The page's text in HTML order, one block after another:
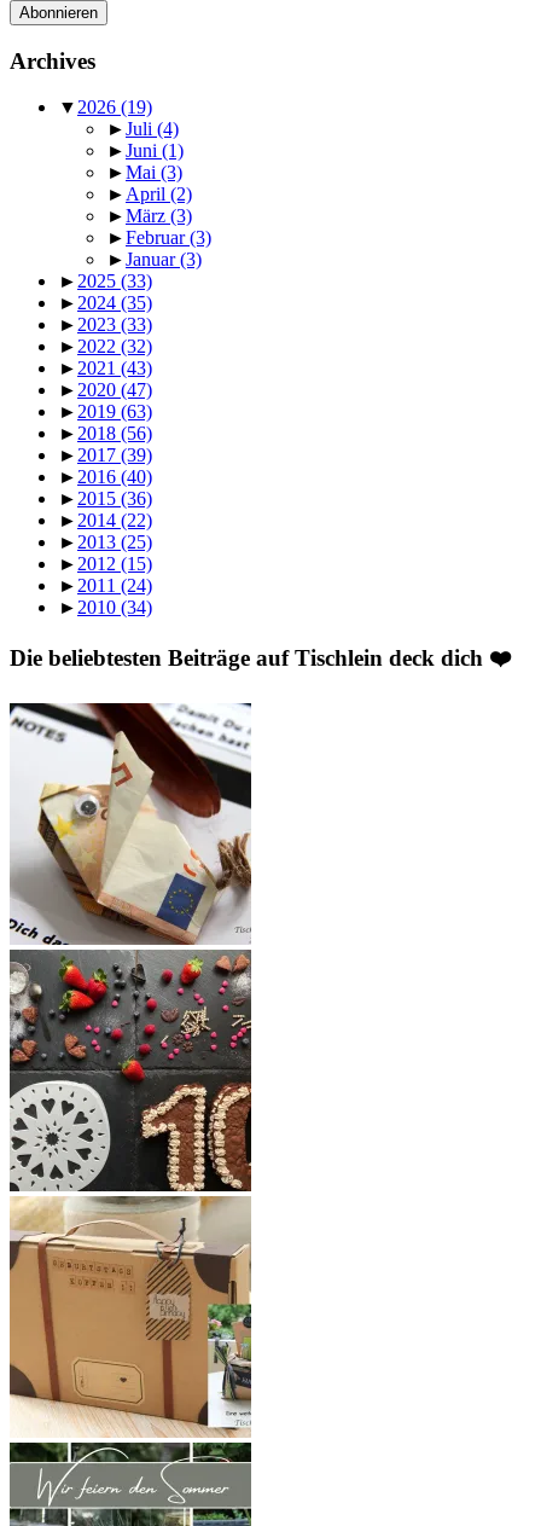
Archives
▼ 2026 (19)
►Juli (4)
►Juni (1)
►Mai (3)
► April (2)
►März (3)
►Februar(3)
►Januar(3)
► 2025 (33)
► 2024 (35)
► 2023 (33)
► 2022 (32)
► 2021 (43)
► 2020 (47)
► 2019 (63)
► 2018 (56)
► 2017 (39)
► 2016 (40)
► 2015 (36)
► 2014 (22)
► 2013 (25)
► 2012 (15)
► 2011 (24)
► 2010 (34)
Die beliebtesten Beiträge auf Tischlein deck dich ❤️